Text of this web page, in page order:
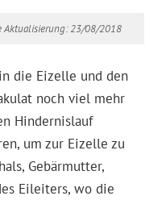
Aktualisierung: 23/08/2018
die Eizelle und den
noch viel mehr
Hindernislauf
um zur Eizelle zu
Gebärmutter,
Eileiters, wo die